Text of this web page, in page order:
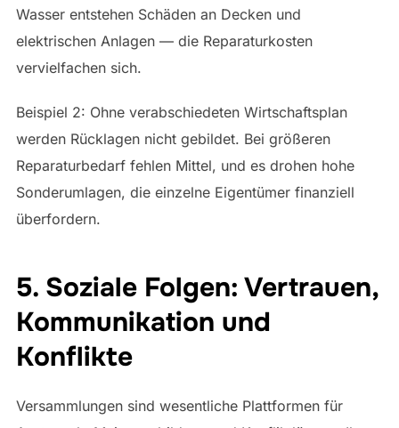
Wasser entstehen Schäden an Decken und
elektrischen Anlagen — die Reparaturkosten
vervielfachen sich.
Beispiel 2: Ohne verabschiedeten Wirtschaftsplan
werden Rücklagen nicht gebildet. Bei größeren
Reparaturbedarf fehlen Mittel, und es drohen hohe
Sonderumlagen, die einzelne Eigentümer finanziell
überfordern.
5. Soziale Folgen: Vertrauen,
Kommunikation und
Konflikte
Versammlungen sind wesentliche Plattformen für